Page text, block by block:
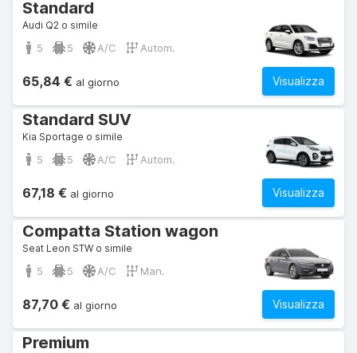
Standard
Audi Q2 o simile
5 5 A/C Autom.
Visualizza
65,84 € al giorno
Standard SUV
Kia Sportage o simile
5 5 A/C Autom.
Visualizza
67,18 € al giorno
Compatta Station wagon
Seat Leon STW o simile
5 5 A/C Man.
Visualizza
87,70 € al giorno
Premium